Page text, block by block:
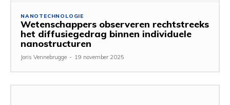
NANOTECHNOLOGIE
Wetenschappers observeren rechtstreeks
het diffusiegedrag binnen individuele
nanostructuren
Joris Vennebrugge - 19 november 2025